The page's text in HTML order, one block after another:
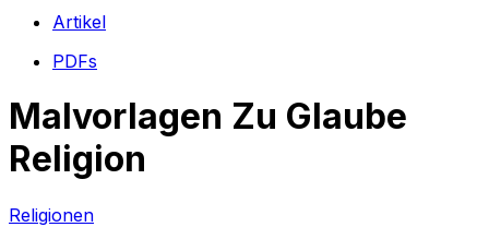
Artikel
PDFs
Malvorlagen Zu Glaube
Religion
Religionen